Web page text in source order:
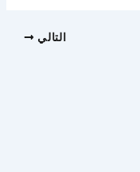
التالي